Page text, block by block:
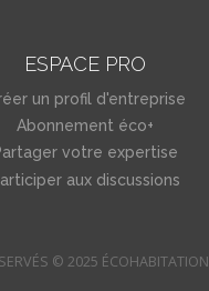
ESPACE PRO
un profil d'entreprise
Abonnement éco+
votre expertise
aux discussions
© 2025 ÉCOHABITATION